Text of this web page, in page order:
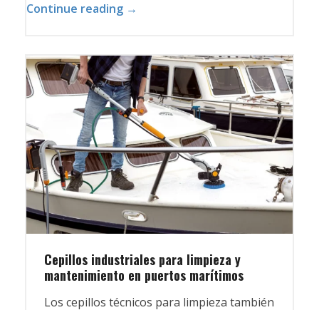
Continue reading →
Cepillos industriales para limpieza y
mantenimiento en puertos marítimos
Los cepillos técnicos para limpieza también